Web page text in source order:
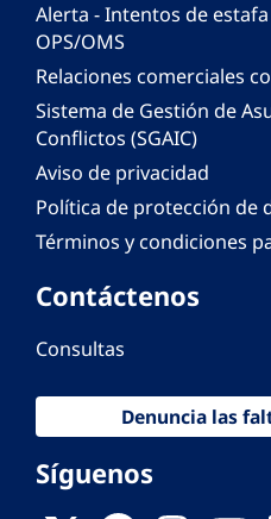
Alerta - Intentos de
OPS/OMS
Relaciones comerciales
Sistema de Gestión de
Conflictos (SGAIC)
Aviso de privacidad
Política de protección de
Términos y condiciones
Contáctenos
Consultas
Denuncia las
Síguenos